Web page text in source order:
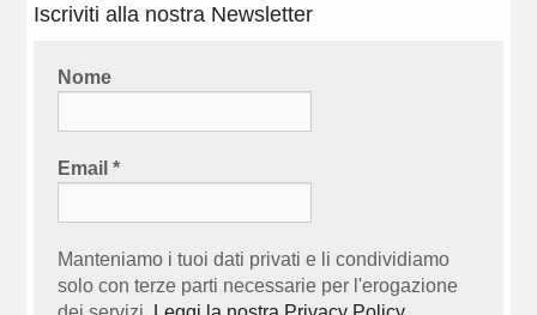
Iscriviti alla nostra Newsletter
Nome
Email*
Manteniamo i tuoi dati privati e li condividiamo
solo con terze parti necessarie per l'erogazione